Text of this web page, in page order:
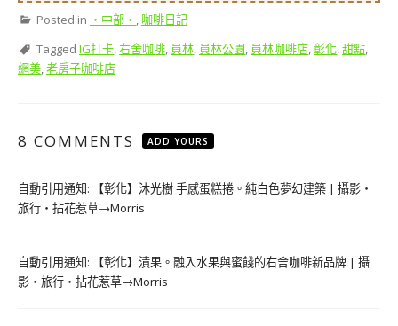
Posted in ‧中部‧ , 咖啡日記
Tagged IG打卡,右舍咖啡, 員林, 員林公園, 員林咖啡店,彰化,甜點,
網美,老房子咖啡店
8 COMMENTS ADD YOURS
自動引用通知:
【彰化】沐光樹 手感蛋糕捲。純白色夢幻建築 | 攝影‧
旅行‧拈花惹草→Morris
自動引用通知:
【彰化】漬果。融入水果與蜜餞的右舍咖啡新品牌 | 攝
影‧旅行‧拈花惹草→Morris